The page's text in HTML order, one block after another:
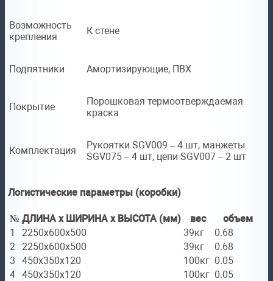
Возможность
крепления
К стене
Подпятники Амортизирующие, ПВХ
Покрытие
Порошковая термоотверждаемая
краска
Комплектация
Рукоятки SGV009 – 4 шт, манжеты
SGV075 – 4 шт, цепи SGV007 – 2 шт
Логистические параметры (коробки)
№ ДЛИНА x ШИРИНА x ВЫСОТА (мм) вес
объем
1
2250x600x500 39кг
0.68
2
2250x600x500 39кг
0.68
3
450x350x120 100кг 0.05
4 450x350x120 100кг 0.05